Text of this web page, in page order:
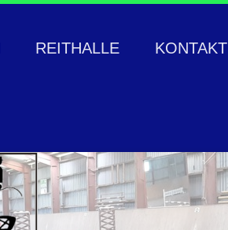
REITHALLE KONTAKT